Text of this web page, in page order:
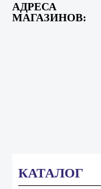
АДРЕСА
МАГАЗИНОВ:
КАТАЛОГ